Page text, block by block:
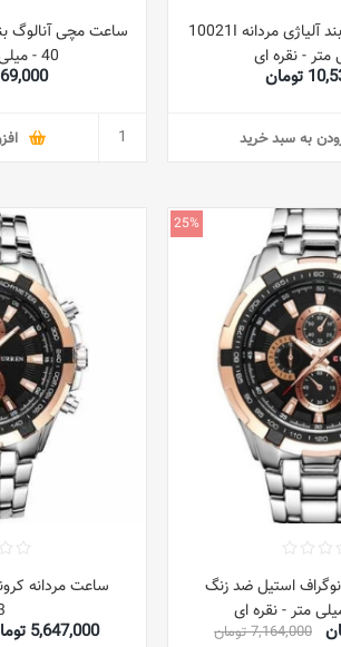
ساعت مچی آنالوگ بند آلیاژی مردانه 10021I
تومان
به سبد خرید
- 40 میلی متر - نقره ای
25%
استیل ضد زنگ
7,164,000 تومان
ساعت مردانه
5,647,000 تومان